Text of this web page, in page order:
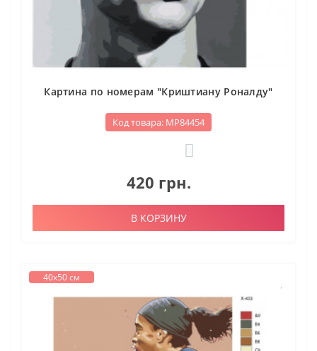
Картина по номерам "Криштиану Роналду"
Код товара: МР84454
420 грн.
В КОРЗИНУ
40х50 см